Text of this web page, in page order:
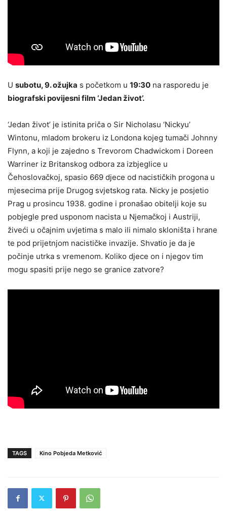
U subotu, 9. ožujka s početkom u 19:30 na rasporedu je
biografski povijesni film ‘Jedan život’.
‘Jedan život’ je istinita priča o Sir Nicholasu ‘Nickyu’
Wintonu, mladom brokeru iz Londona kojeg tumači Johnny
Flynn, a koji je zajedno s Trevorom Chadwickom i Doreen
Warriner iz Britanskog odbora za izbjeglice u
Čehoslovačkoj, spasio 669 djece od nacističkih progona u
mjesecima prije Drugog svjetskog rata. Nicky je posjetio
Prag u prosincu 1938. godine i pronašao obitelji koje su
pobjegle pred usponom nacista u Njemačkoj i Austriji,
živeći u očajnim uvjetima s malo ili nimalo skloništa i hrane
te pod prijetnjom nacističke invazije. Shvatio je da je
počinje utrka s vremenom. Koliko djece on i njegov tim
mogu spasiti prije nego se granice zatvore?
TAGS Kino Pobjeda Metković